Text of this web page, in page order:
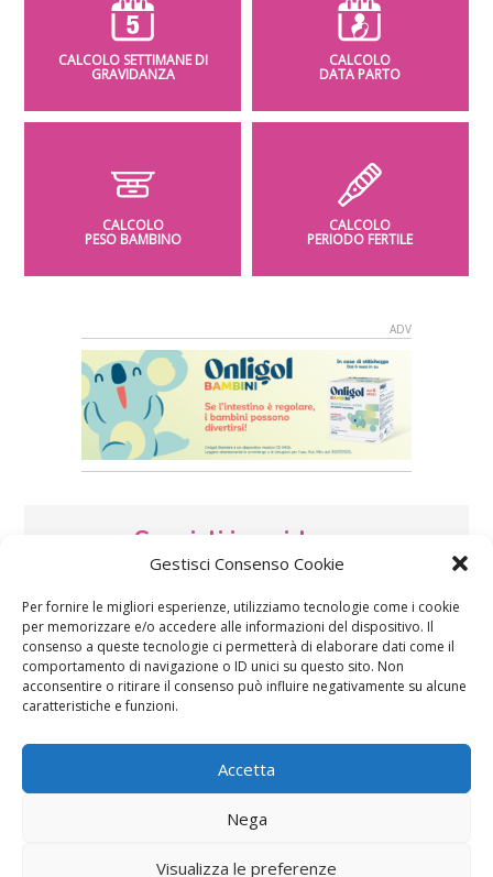
Gestisci Consenso Cookie
Per fornire le migliori esperienze, utilizziamo tecnologie come i cookie
per memorizzare e/o accedere alle informazioni del dispositivo. Il
consenso a queste tecnologie ci permetterà di elaborare dati come il
comportamento di navigazione o ID unici su questo sito. Non
acconsentire o ritirare il consenso può influire negativamente su alcune
caratteristiche e funzioni.
Accetta
Nega
Visualizza le preferenze
CALCOLO SETTIMANE DI
GRAVIDANZA
CALCOLO
DATA PARTO
CALCOLO
PESO BAMBINO
CALCOLO
PERIODO FERTILE
Speciali in evidenza